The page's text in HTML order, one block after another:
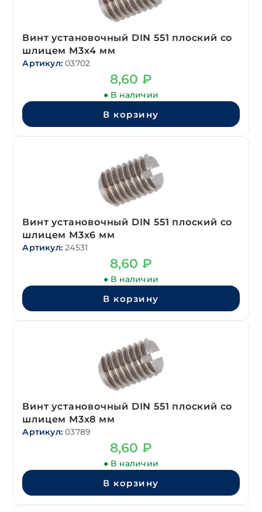
Винт установочный DIN 551 плоский со
шлицем М3х4 мм
Артикул: 03702
8,60 ₽
● В наличии
В корзину
Винт установочный DIN 551 плоский со
шлицем М3х6 мм
Артикул: 24531
8,60 ₽
● В наличии
В корзину
Винт установочный DIN 551 плоский со
шлицем М3х8 мм
Артикул: 03789
8,60 ₽
● В наличии
В корзину